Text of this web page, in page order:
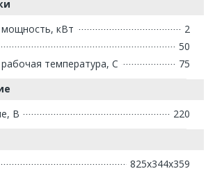
кВт
2
50
температура, С
75
В
220
825х344х359